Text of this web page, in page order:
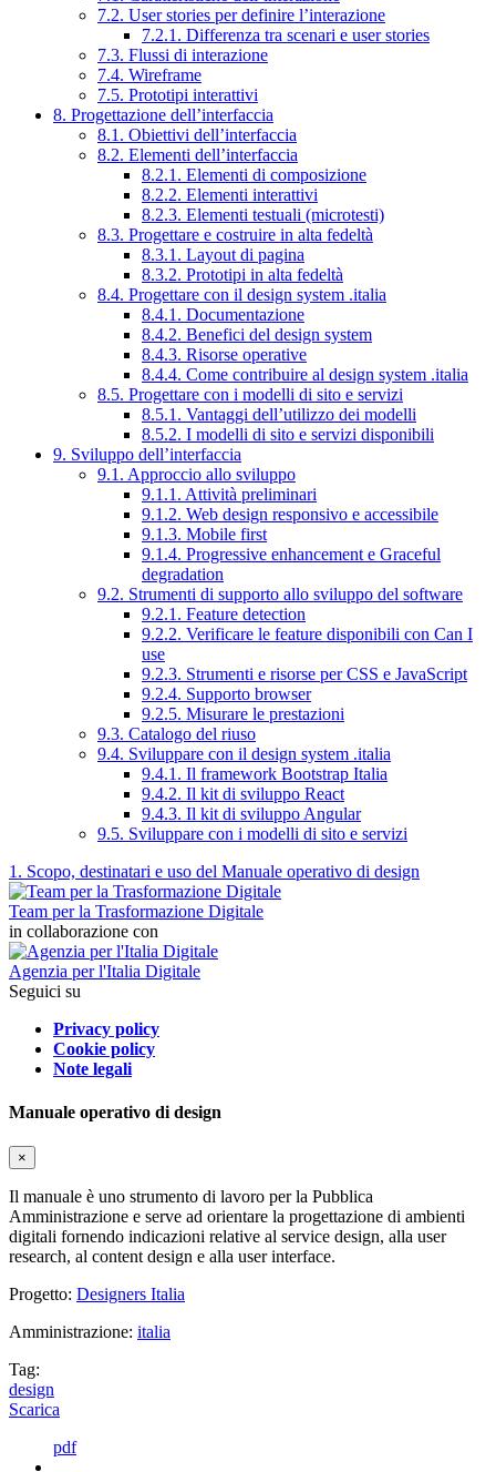
7.2. User stories per definire l’interazione
7.2.1. Differenza tra scenari e user stories
7.3. Flussi di interazione
7.4. Wireframe
7.5. Prototipi interattivi
8. Progettazione dell’interfaccia
8.1. Obiettivi dell’interfaccia
8.2. Elementi dell’interfaccia
8.2.1. Elementi di composizione
8.2.2. Elementi interattivi
8.2.3. Elementi testuali (microtesti)
8.3. Progettare e costruire in alta fedeltà
8.3.1. Layout di pagina
8.3.2. Prototipi in alta fedeltà
8.4. Progettare con il design system .italia
8.4.1. Documentazione
8.4.2. Benefici del design system
8.4.3. Risorse operative
8.4.4. Come contribuire al design system .italia
8.5. Progettare con i modelli di sito e servizi
8.5.1. Vantaggi dell’utilizzo dei modelli
8.5.2. I modelli di sito e servizi disponibili
9. Sviluppo dell’interfaccia
9.1. Approccio allo sviluppo
9.1.1. Attività preliminari
9.1.2. Web design responsivo e accessibile
9.1.3. Mobile first
9.1.4. Progressive enhancement e Graceful
degradation
9.2. Strumenti di supporto allo sviluppo del software
9.2.1. Feature detection
9.2.2. Verificare le feature disponibili con Can I
use
9.2.3. Strumenti e risorse per CSS e JavaScript
9.2.4. Supporto browser
9.2.5. Misurare le prestazioni
9.3. Catalogo del riuso
9.4. Sviluppare con il design system .italia
9.4.1. Il framework Bootstrap Italia
9.4.2. Il kit di sviluppo React
9.4.3. Il kit di sviluppo Angular
9.5. Sviluppare con i modelli di sito e servizi
1. Scopo, destinatari e uso del Manuale operativo di design
Team per la Trasformazione Digitale
in collaborazione con
Agenzia per l'Italia Digitale
Seguici su
Privacy policy
Cookie policy
Note legali
Manuale operativo di design
×
Il manuale è uno strumento di lavoro per la Pubblica
Amministrazione e serve ad orientare la progettazione di ambienti
digitali fornendo indicazioni relative al service design, alla user
research, al content design e alla user interface.
Progetto: Designers Italia
Amministrazione: italia
Tag:
design
Scarica
pdf